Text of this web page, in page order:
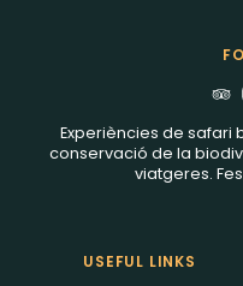
Experiències de safari
conservació de la
viatgeres.
USEFUL LINKS